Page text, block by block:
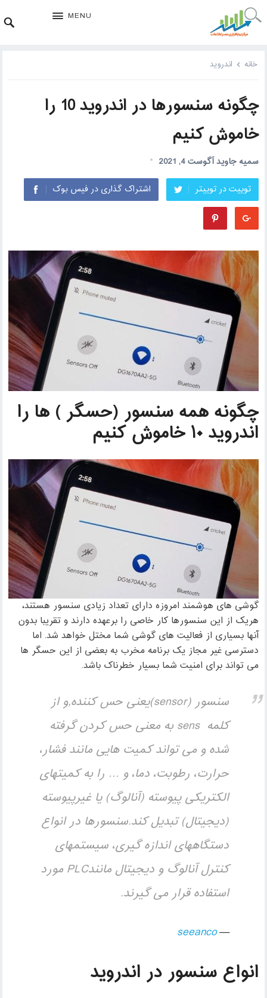
MENU
خانه اندروید
چگونه سنسورها در اندروید 10 را
خاموش کنیم
سمیه جاویدآگوست 4, 2021
توییت در توییتر
اشتراک گذاری در فیس بوک
چگونه همه سنسور (حسگر ) ها را
اندروید ۱۰ خاموش کنیم
گوشی های هوشمند امروزه دارای تعداد زیادی سنسور هستند،
هریک از این سنسورها کار خاصی را برعهده دارند و تقریبا بدون
آنها بسیاری از فعالیت های گوشی شما مختل خواهد شد. اما
دسترسی غیر مجاز یک برنامه مخرب به بعضی از این حسگر ها
می تواند برای امنیت شما بسیار خطرناک باشد.
سنسور (sensor)یعنی حس کننده,و از
کلمه sens به معنی حس کردن گرفته
شده و می تواند کمیت هایی مانند فشار،
حرارت، رطوبت، دما، و … را به کمیتهای
الکتریکی پیوسته (آنالوگ) یا غیرپیوسته
(دیجیتال) تبدیل کند.سنسورها در انواع
دستگاههای اندازه گیری، سیستمهای
کنترل آنالوگ و دیجیتال مانندPLC مورد
استفاده قرار می گیرند.
seeanco
انواع سنسور در اندروید